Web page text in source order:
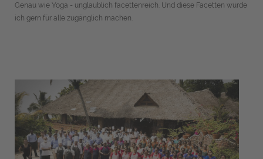
Genau wie Yoga - unglaublich facettenreich. Und diese Facetten würde
ich gern für alle zugänglich machen.